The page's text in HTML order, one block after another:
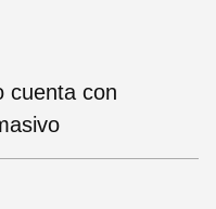
cuenta con